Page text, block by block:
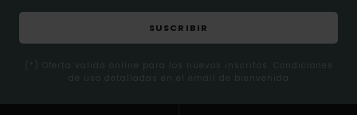
SUSCRIBIR
(*) Oferta valida online para los nuevos inscritos. Condiciones
de uso detalladas en el email de bienvenida